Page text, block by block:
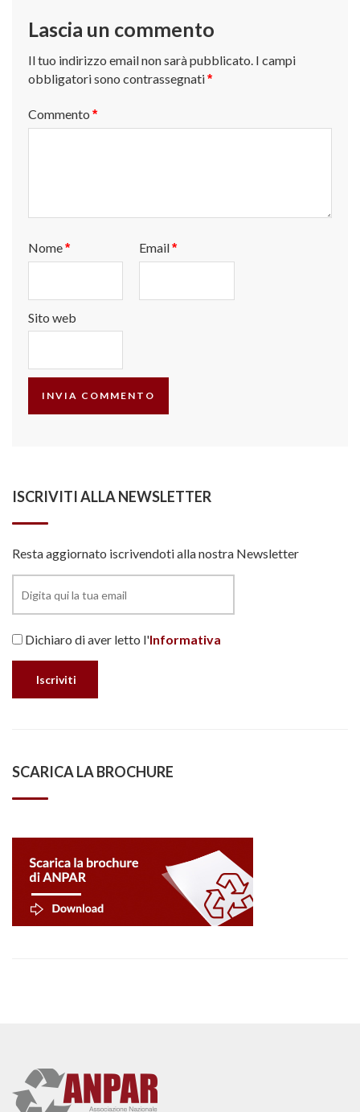
Lascia un commento
Il tuo indirizzo email non sarà pubblicato. I campi
obbligatori sono contrassegnati*
Commento *
Nome* Email*
Sito web
ISCRIVITI ALLA NEWSLETTER
Resta aggiornato iscrivendoti alla nostra Newsletter
Dichiaro di aver letto l'Informativa
SCARICA LA BROCHURE